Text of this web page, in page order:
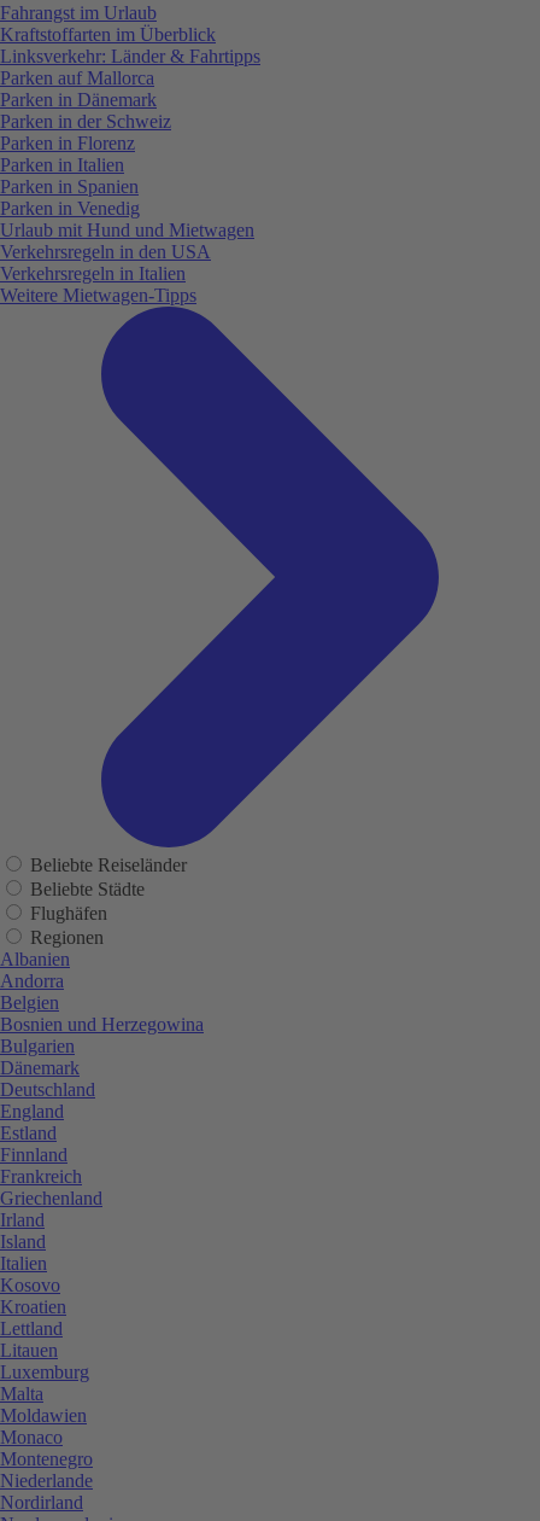
Fahrangst im Urlaub
Kraftstoffarten im Überblick
Linksverkehr: Länder & Fahrtipps
Parken auf Mallorca
Parken in Dänemark
Parken in der Schweiz
Parken in Florenz
Parken in Italien
Parken in Spanien
Parken in Venedig
Urlaub mit Hund und Mietwagen
Verkehrsregeln in den USA
Verkehrsregeln in Italien
Weitere Mietwagen-Tipps
Beliebte Reiseländer
Beliebte Städte
Flughäfen
Regionen
Albanien
Andorra
Belgien
Bosnien und Herzegowina
Bulgarien
Dänemark
Deutschland
England
Estland
Finnland
Frankreich
Griechenland
Irland
Island
Italien
Kosovo
Kroatien
Lettland
Litauen
Luxemburg
Malta
Moldawien
Monaco
Montenegro
Niederlande
Nordirland